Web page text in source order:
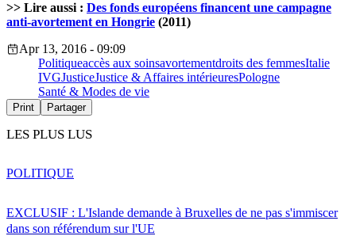
>> Lire aussi : Des fonds européens financent une campagne
anti-avortement en Hongrie (2011)
Apr 13, 2016 - 09:09
Politiqueaccès aux soinsavortementdroits des femmesItalie
IVGJusticeJustice & Affaires intérieuresPologne
Santé & Modes de vie
Print Partager
LES PLUS LUS
EXCLUSIF : L'Islande demande à Bruxelles de ne pas s'immiscer
dans son référendum sur l'UE
POLITIQUE